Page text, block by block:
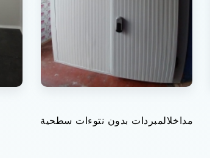
مداخلالمبردات بدون نتوءات سطحية